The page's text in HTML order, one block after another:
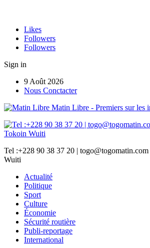
Likes
Followers
Followers
Sign in
9 Août 2026
Nous Conctacter
Matin Libre - Premiers sur les
Tel :+228 90 38 37 20 |
Wuiti
Actualité
Politique
Sport
Culture
Économie
Sécurité routière
Publi-reportage
International